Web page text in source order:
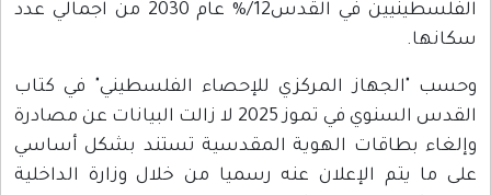
الفلسطينيين في القدس12/% عام 2030 من اجمالي عدد
سكانها.
وحسب "الجهاز المركزي للإحصاء الفلسطيني" في كتاب
القدس السنوي في تموز 2025 لا زالت البيانات عن مصادرة
وإلغاء بطاقات الهوية المقدسية تستند بشكل أساسي
على ما يتم الإعلان عنه رسميا من خلال وزارة الداخلية